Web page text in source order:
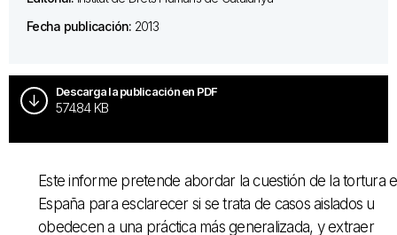
Fecha publicación: 2013
Descarga la publicación en PDF
574.84 KB
Este informe pretende abordar la cuestión de la tortura
España para esclarecer si se trata de casos aislados u
obedecen a una práctica más generalizada, y extraer